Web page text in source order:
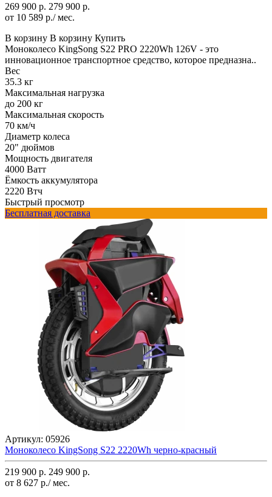
269 900 р. 279 900 р.
от 10 589 р./ мес.
В корзину В корзину Купить
Моноколесо KingSong S22 PRO 2220Wh 126V - это
инновационное транспортное средство, которое предназна..
Вес
35.3 кг
Максимальная нагрузка
до 200 кг
Максимальная скорость
70 км/ч
Диаметр колеса
20" дюймов
Мощность двигателя
4000 Ватт
Ёмкость аккумулятора
2220 Втч
Быстрый просмотр
Бесплатная доставка
Артикул: 05926
Моноколесо KingSong S22 2220Wh черно-красный
219 900 р. 249 900 р.
от 8 627 р./ мес.